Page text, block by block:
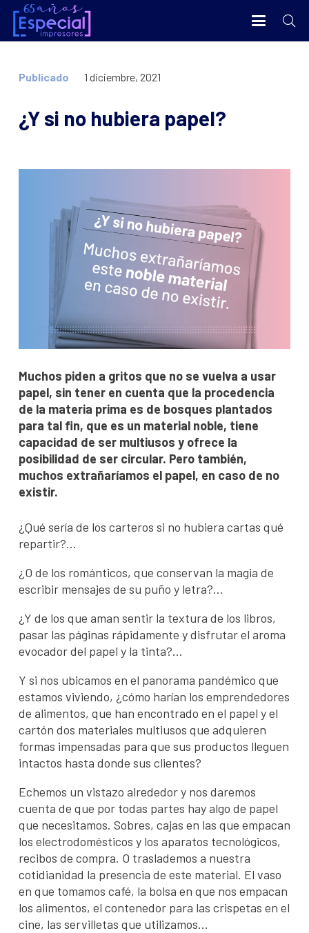
Publicado 1 diciembre, 2021
¿Y si no hubiera papel?
Muchos piden a gritos que no se vuelva a usar
papel, sin tener en cuenta que la procedencia
de la materia prima es de bosques plantados
para tal fin, que es un material noble, tiene
capacidad de ser multiusos y ofrece la
posibilidad de ser circular. Pero también,
muchos extrañaríamos el papel, en caso de no
existir.
¿Qué sería de los carteros si no hubiera cartas qué
repartir?…
¿O de los románticos, que conservan la magia de
escribir mensajes de su puño y letra?…
¿Y de los que aman sentir la textura de los libros,
pasar las páginas rápidamente y disfrutar el aroma
evocador del papel y la tinta?…
Y si nos ubicamos en el panorama pandémico que
estamos viviendo, ¿cómo harían los emprendedores
de alimentos, que han encontrado en el papel y el
cartón dos materiales multiusos que adquieren
formas impensadas para que sus productos lleguen
intactos hasta donde sus clientes?
Echemos un vistazo alrededor y nos daremos
cuenta de que por todas partes hay algo de papel
que necesitamos. Sobres, cajas en las que empacan
los electrodomésticos y los aparatos tecnológicos,
recibos de compra. O traslademos a nuestra
cotidianidad la presencia de este material. El vaso
en que tomamos café, la bolsa en que nos empacan
los alimentos, el contenedor para las crispetas en el
cine, las servilletas que utilizamos…